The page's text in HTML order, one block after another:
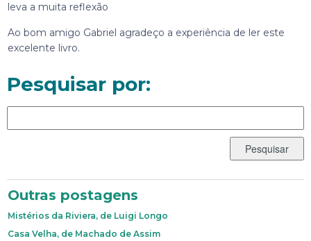
leva a muita reflexão
Ao bom amigo Gabriel agradeço a experiência de ler este
excelente livro.
Pesquisar por:
Outras postagens
Mistérios da Riviera, de Luigi Longo
Casa Velha, de Machado de Assim